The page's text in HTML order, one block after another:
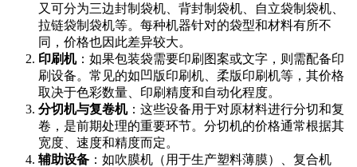
又可分为三边封制袋机、背封制袋机、自立袋制袋机、
拉链袋制袋机等。每种机器针对的袋型和材料有所不
同，价格也因此差异较大。
印刷机：如果包装袋需要印刷图案或文字，则需配备印
刷设备。常见的如凹版印刷机、柔版印刷机等，其价格
取决于色彩数量、印刷精度和自动化程度。
分切机与复卷机：这些设备用于对原材料进行分切和复
卷，是前期处理的重要环节。分切机的价格通常根据其
宽度、速度和精度而定。
辅助设备 ：如吹膜机（用于生产塑料薄膜）、复合机